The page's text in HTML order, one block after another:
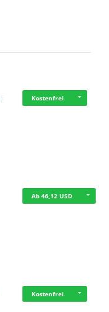
Kostenfrei
Ab 46,12 USD
Kostenfrei